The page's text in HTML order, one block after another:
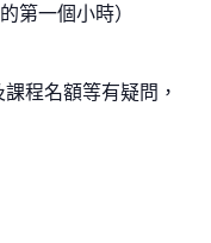
第一個小時）
程名額等有疑問，